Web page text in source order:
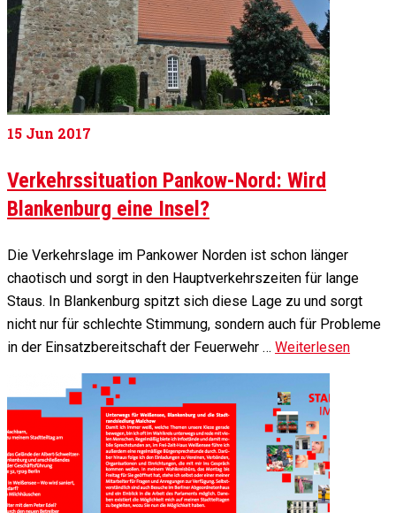
15 Jun 2017
Verkehrssituation Pankow-Nord: Wird
Blankenburg eine Insel?
Die Verkehrslage im Pankower Norden ist schon länger
chaotisch und sorgt in den Hauptverkehrszeiten für lange
Staus. In Blankenburg spitzt sich diese Lage zu und sorgt
nicht nur für schlechte Stimmung, sondern auch für Probleme
in der Einsatzbereitschaft der Feuerwehr … Weiterlesen